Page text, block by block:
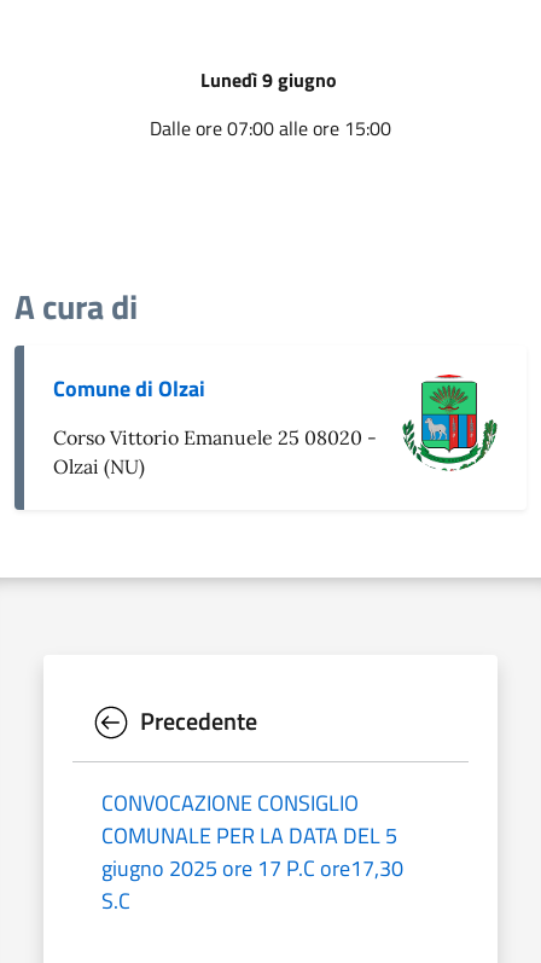
Lunedì 9 giugno
Dalle ore 07:00 alle ore 15:00
A cura di
Comune di Olzai
Corso Vittorio Emanuele 25 08020 -
Olzai (NU)
Precedente
CONVOCAZIONE CONSIGLIO
COMUNALE PER LA DATA DEL 5
giugno 2025 ore 17 P.C ore17,30
S.C